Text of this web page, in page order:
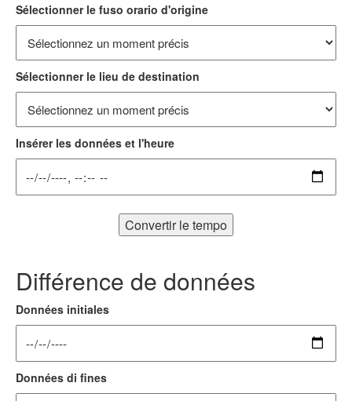
Sélectionner le fuso orario d'origine
Sélectionner le lieu de destination
Insérer les données et l'heure
Convertir le tempo
Différence de données
Données initiales
Données di fines